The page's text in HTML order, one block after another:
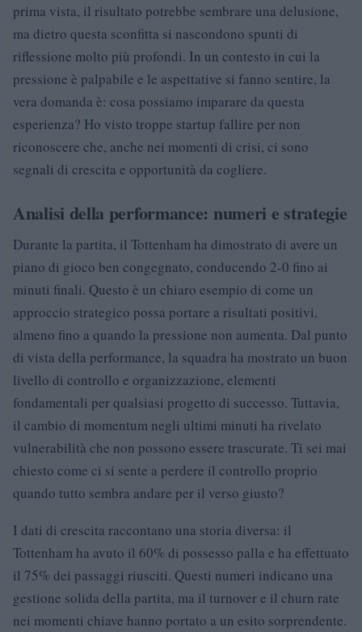
prima vista, il risultato potrebbe sembrare una delusione,
ma dietro questa sconfitta si nascondono spunti di
riflessione molto più profondi. In un contesto in cui la
pressione è palpabile e le aspettative si fanno sentire, la
vera domanda è: cosa possiamo imparare da questa
esperienza? Ho visto troppe startup fallire per non
riconoscere che, anche nei momenti di crisi, ci sono
segnali di crescita e opportunità da cogliere.
Analisi della performance: numeri e strategie
Durante la partita, il Tottenham ha dimostrato di avere un
piano di gioco ben congegnato, conducendo 2-0 fino ai
minuti finali. Questo è un chiaro esempio di come un
approccio strategico possa portare a risultati positivi,
almeno fino a quando la pressione non aumenta. Dal punto
di vista della performance, la squadra ha mostrato un buon
livello di controllo e organizzazione, elementi
fondamentali per qualsiasi progetto di successo. Tuttavia,
il cambio di momentum negli ultimi minuti ha rivelato
vulnerabilità che non possono essere trascurate. Ti sei mai
chiesto come ci si sente a perdere il controllo proprio
quando tutto sembra andare per il verso giusto?
I dati di crescita raccontano una storia diversa: il
Tottenham ha avuto il 60% di possesso palla e ha effettuato
il 75% dei passaggi riusciti. Questi numeri indicano una
gestione solida della partita, ma il turnover e il churn rate
nei momenti chiave hanno portato a un esito sorprendente.